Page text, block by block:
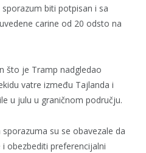
biti potpisan i sa
carine od 20 odsto na
što je Tramp nadgledao
vatre između Tajlanda i
u julu u graničnom području.
su se obavezale da
obezbediti preferencijalni